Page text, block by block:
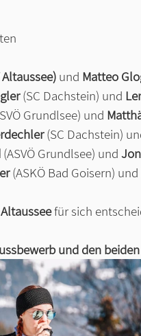
Altaussee) und Matteo
(SC Dachstein) und
Grundlsee) und
(SC Dachstein)
(ASVÖ Grundlsee) und
(ASKÖ Bad Goisern) und
für sich
und den